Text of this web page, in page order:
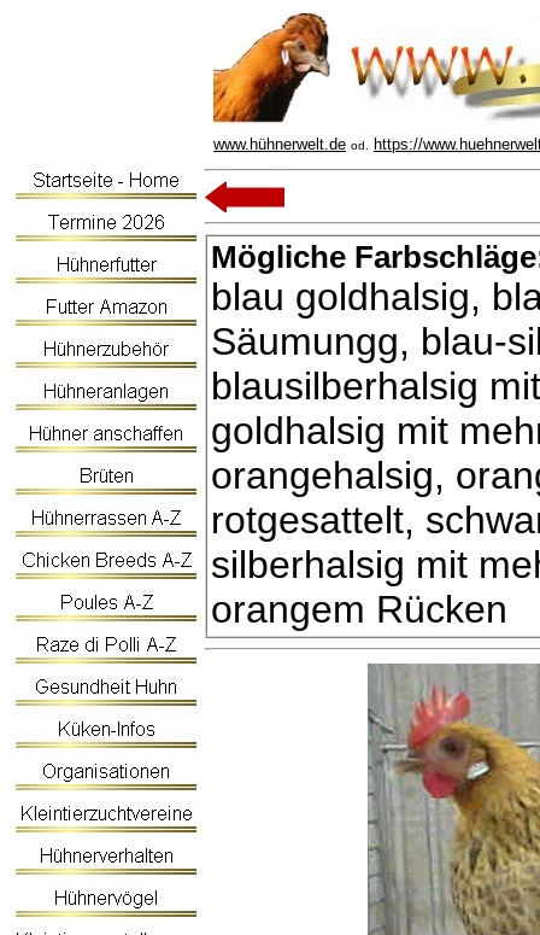
www.hühnerwelt.de od. https://
Mögliche
blau goldhalsig,
Säumungg, blau-
blausilberhalsig
goldhalsig mit
orangehalsig,
rotgesattelt,
silberhalsig mit
orangem Rücken